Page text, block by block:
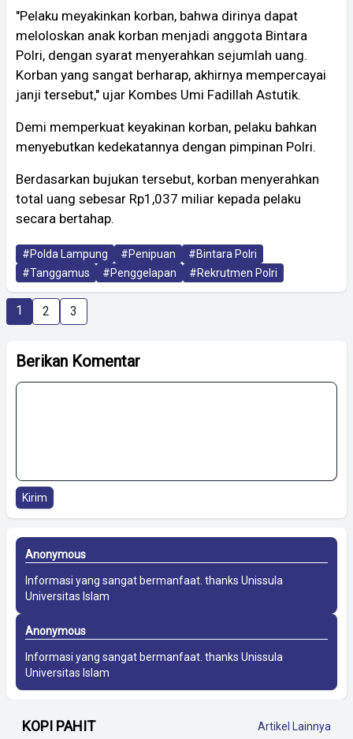
"Pelaku meyakinkan korban, bahwa dirinya dapat
meloloskan anak korban menjadi anggota Bintara
Polri, dengan syarat menyerahkan sejumlah uang.
Korban yang sangat berharap, akhirnya mempercayai
janji tersebut," ujar Kombes Umi Fadillah Astutik.
Demi memperkuat keyakinan korban, pelaku bahkan
menyebutkan kedekatannya dengan pimpinan Polri.
Berdasarkan bujukan tersebut, korban menyerahkan
total uang sebesar Rp1,037 miliar kepada pelaku
secara bertahap.
#Polda Lampung #Penipuan
#Bintara Polri
#Tanggamus
#Penggelapan #Rekrutmen Polri
1 2 3
Berikan Komentar
Kirim
Anonymous
Informasi yang sangat bermanfaat. thanks Unissula
Universitas Islam
Anonymous
Informasi yang sangat bermanfaat. thanks Unissula
Universitas Islam
KOPI PAHIT Artikel Lainnya